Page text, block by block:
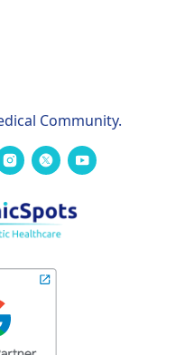
Community.